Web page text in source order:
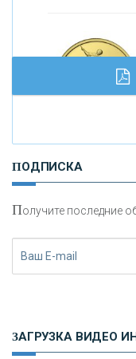
И
сохранения и
ПОДПИСКА
Получите последние
ЗАГРУЗКА ВИДЕО